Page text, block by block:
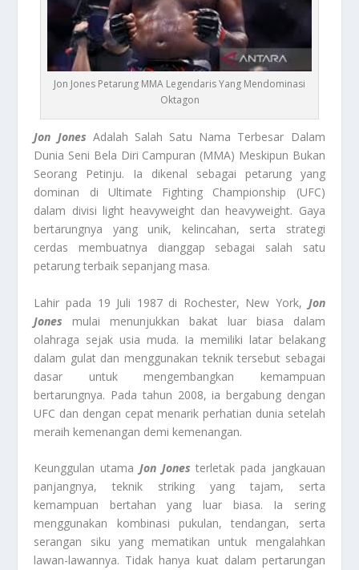
Jon Jones Petarung MMA Legendaris Yang Mendominasi
Oktagon
Jon Jones Adalah Salah Satu Nama Terbesar Dalam
Dunia Seni Bela Diri Campuran (MMA) Meskipun Bukan
Seorang Petinju. Ia dikenal sebagai petarung yang
dominan di Ultimate Fighting Championship (UFC)
dalam divisi light heavyweight dan heavyweight. Gaya
bertarungnya yang unik, kelincahan, serta strategi
cerdas membuatnya dianggap sebagai salah satu
petarung terbaik sepanjang masa.
Lahir pada 19 Juli 1987 di Rochester, New York, Jon
Jones mulai menunjukkan bakat luar biasa dalam
olahraga sejak usia muda. Ia memiliki latar belakang
dalam gulat dan menggunakan teknik tersebut sebagai
dasar untuk mengembangkan kemampuan
bertarungnya. Pada tahun 2008, ia bergabung dengan
UFC dan dengan cepat menarik perhatian dunia setelah
meraih kemenangan demi kemenangan.
Keunggulan utama Jon Jones terletak pada jangkauan
panjangnya, teknik striking yang tajam, serta
kemampuan bertahan yang luar biasa. Ia sering
menggunakan kombinasi pukulan, tendangan, serta
serangan siku yang mematikan untuk mengalahkan
lawan-lawannya. Tidak hanya kuat dalam pertarungan